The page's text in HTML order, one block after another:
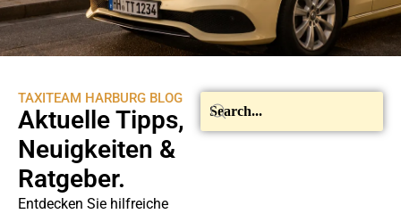
TAXITEAM HARBURG BLOG
Aktuelle Tipps,
Neuigkeiten &
Ratgeber.
Entdecken Sie hilfreiche